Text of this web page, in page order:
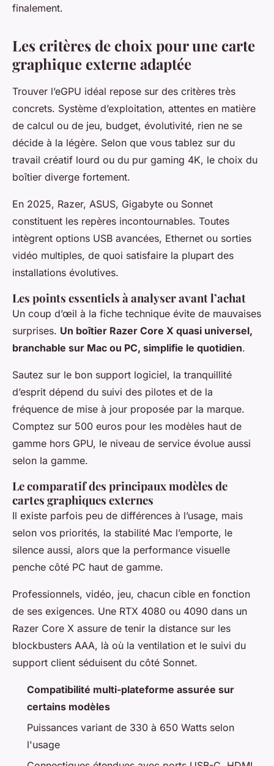
finalement.
Les critères de choix pour une carte
graphique externe adaptée
Trouver l’eGPU idéal repose sur des critères très
concrets. Système d’exploitation, attentes en matière
de calcul ou de jeu, budget, évolutivité, rien ne se
décide à la légère. Selon que vous tablez sur du
travail créatif lourd ou du pur gaming 4K, le choix du
boîtier diverge fortement.
En 2025, Razer, ASUS, Gigabyte ou Sonnet
constituent les repères incontournables. Toutes
intègrent options USB avancées, Ethernet ou sorties
vidéo multiples, de quoi satisfaire la plupart des
installations évolutives.
Les points essentiels à analyser avant l’achat
Un coup d’œil à la fiche technique évite de mauvaises
surprises. Un boîtier Razer Core X quasi universel,
branchable sur Mac ou PC, simplifie le quotidien.
Sautez sur le bon support logiciel, la tranquillité
d’esprit dépend du suivi des pilotes et de la
fréquence de mise à jour proposée par la marque.
Comptez sur 500 euros pour les modèles haut de
gamme hors GPU, le niveau de service évolue aussi
selon la gamme.
Le comparatif des principaux modèles de
cartes graphiques externes
Il existe parfois peu de différences à l’usage, mais
selon vos priorités, la stabilité Mac l’emporte, le
silence aussi, alors que la performance visuelle
penche côté PC haut de gamme.
Professionnels, vidéo, jeu, chacun cible en fonction
de ses exigences. Une RTX 4080 ou 4090 dans un
Razer Core X assure de tenir la distance sur les
blockbusters AAA, là où la ventilation et le suivi du
support client séduisent du côté Sonnet.
Compatibilité multi-plateforme assurée sur
certains modèles
Puissances variant de 330 à 650 Watts selon
l'usage